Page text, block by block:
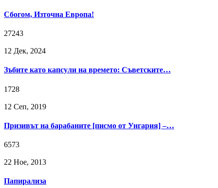
Сбогом, Източна Европа!
27243
12 Дек, 2024
Зъбите като капсули на времето: Съветските…
1728
12 Сeп, 2019
Призивът на барабаните [писмо от Унгария] –…
6573
22 Ное, 2013
Папирализа